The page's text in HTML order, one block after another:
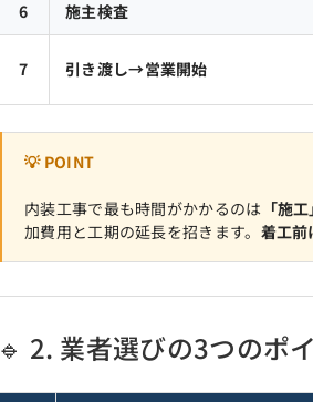
6 施主検査
7 引き渡し→営業開始
💡 POINT
内装工事で最も時間がかかるのは 「施
加費用と工期の延長を招きます。 着工前
🔹 2. 業者選びの3つのポ